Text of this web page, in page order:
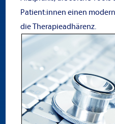
Patient:innen einen
die Therapieadhärenz.